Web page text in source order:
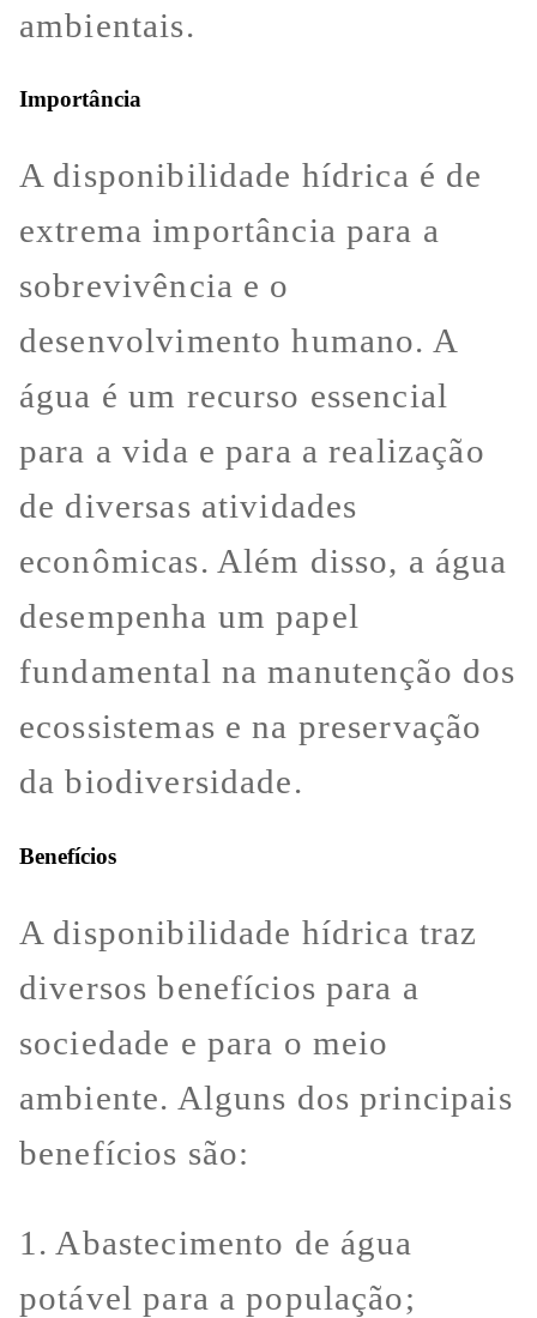
ambientais.
Importância
A disponibilidade hídrica é de
extrema importância para a
sobrevivência e o
desenvolvimento humano. A
água é um recurso essencial
para a vida e para a realização
de diversas atividades
econômicas. Além disso, a água
desempenha um papel
fundamental na manutenção dos
ecossistemas e na preservação
da biodiversidade.
Benefícios
A disponibilidade hídrica traz
diversos benefícios para a
sociedade e para o meio
ambiente. Alguns dos principais
benefícios são:
1. Abastecimento de água
potável para a população;